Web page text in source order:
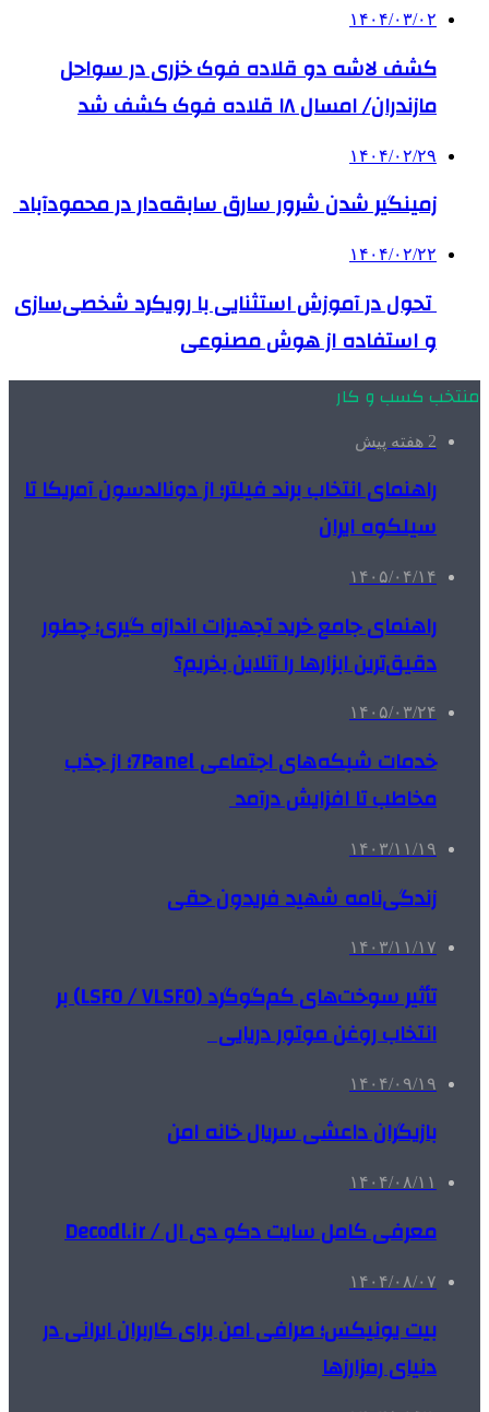
۱۴۰۴/۰۳/۰۲
کشف لاشه دو قلاده فوک خزری در سواحل
مازندران/ امسال ۱۸ قلاده فوک کشف شد
۱۴۰۴/۰۲/۲۹
زمینگیر شدن شرور سارق سابقه‌دار در محمودآباد
۱۴۰۴/۰۲/۲۲
تحول در آموزش استثنایی با رویکرد شخصی‌سازی
و استفاده از هوش مصنوعی
منتخب کسب و کار
2 هفته پیش
راهنمای انتخاب برند فیلتر؛ از دونالدسون آمریکا تا
سیلکوه ایران
۱۴۰۵/۰۴/۱۴
راهنمای جامع خرید تجهیزات اندازه گیری؛ چطور
دقیق‌ترین ابزارها را آنلاین بخریم؟
۱۴۰۵/۰۳/۲۴
خدمات شبکه‌های اجتماعی 7Panel؛ از جذب
مخاطب تا افزایش درآمد
۱۴۰۳/۱۱/۱۹
زندگی‌نامه شهید فریدون حقی
۱۴۰۳/۱۱/۱۷
تأثیر سوخت‌های کم‌گوگرد (LSFO / VLSFO) بر
انتخاب روغن موتور دریایی
۱۴۰۴/۰۹/۱۹
بازیگران داعشی سریال خانه امن
۱۴۰۴/۰۸/۱۱
معرفی کامل سایت دکو دی ال / Decodl.ir
۱۴۰۴/۰۸/۰۷
بیت یونیکس؛ صرافی امن برای کاربران ایرانی در
دنیای رمزارزها